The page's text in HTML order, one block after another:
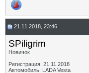
21.11.2018, 23:46
SPiligrim
Новичок
Регистрация: 21.11.2018
Автомобиль: LADA Vesta